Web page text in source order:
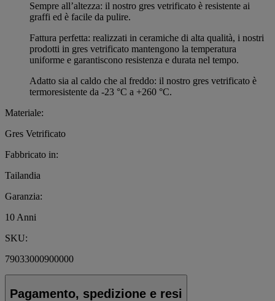
Sempre all’altezza: il nostro gres vetrificato è resistente ai
graffi ed è facile da pulire.
Fattura perfetta: realizzati in ceramiche di alta qualità, i nostri
prodotti in gres vetrificato mantengono la temperatura
uniforme e garantiscono resistenza e durata nel tempo.
Adatto sia al caldo che al freddo: il nostro gres vetrificato è
termoresistente da -23 °C a +260 °C.
Materiale:
Gres Vetrificato
Fabbricato in:
Tailandia
Garanzia:
10 Anni
SKU:
79033000900000
Pagamento, spedizione e resi